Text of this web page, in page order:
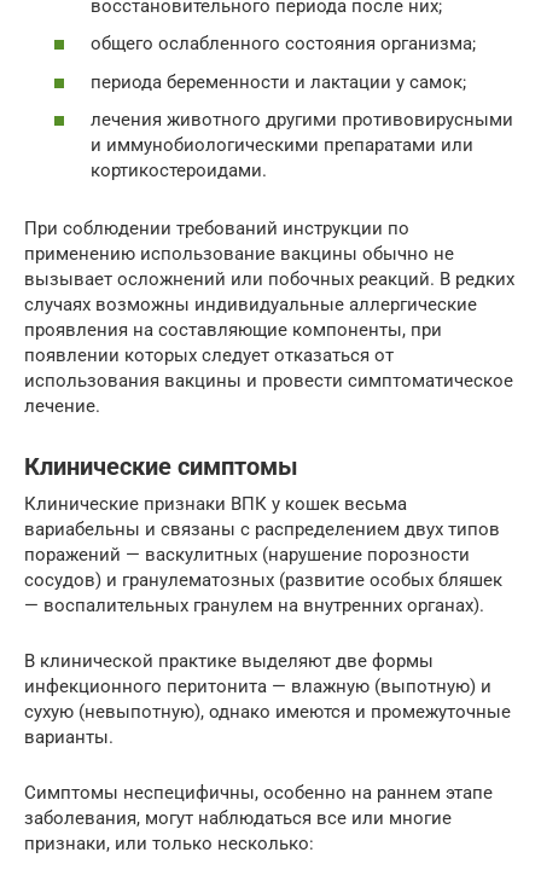
восстановительного периода после них;
общего ослабленного состояния организма;
периода беременности и лактации у самок;
лечения животного другими противовирусными
и иммунобиологическими препаратами или
кортикостероидами.
При соблюдении требований инструкции по
применению использование вакцины обычно не
вызывает осложнений или побочных реакций. В редких
случаях возможны индивидуальные аллергические
проявления на составляющие компоненты, при
появлении которых следует отказаться от
использования вакцины и провести симптоматическое
лечение.
Клинические симптомы
Клинические признаки ВПК у кошек весьма
вариабельны и связаны с распределением двух типов
поражений — васкулитных (нарушение порозности
сосудов) и гранулематозных (развитие особых бляшек
— воспалительных гранулем на внутренних органах).
В клинической практике выделяют две формы
инфекционного перитонита — влажную (выпотную) и
сухую (невыпотную), однако имеются и промежуточные
варианты.
Симптомы неспецифичны, особенно на раннем этапе
заболевания, могут наблюдаться все или многие
признаки, или только несколько: